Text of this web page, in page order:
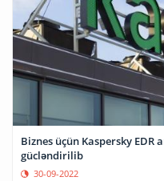
Biznes üçün Kaspersky
gücləndirilib
30-09-2022